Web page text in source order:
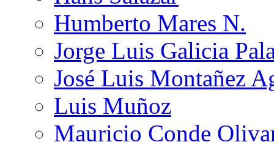
Humberto Mares N.
Jorge Luis Galicia
José Luis Montañez
Luis Muñoz
Mauricio Conde